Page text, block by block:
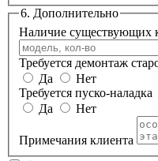
6. Дополнительно
Наличие существующих
Требуется демонтаж
Да
Нет
Требуется пуско-наладка
Да
Нет
Примечания клиента